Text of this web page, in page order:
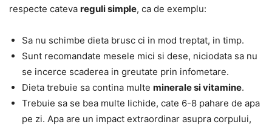
respecte cateva reguli simple, ca de exemplu:
Sa nu schimbe dieta brusc ci in mod treptat, in timp.
Sunt recomandate mesele mici si dese, niciodata sa nu
se incerce scaderea in greutate prin infometare.
Dieta trebuie sa contina multe minerale si vitamine.
Trebuie sa se bea multe lichide, cate 6-8 pahare de apa
pe zi. Apa are un impact extraordinar asupra corpului,